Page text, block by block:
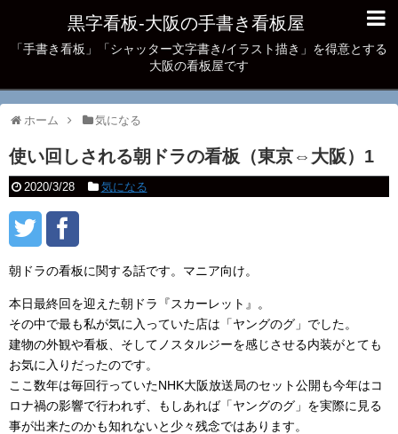
黒字看板‐大阪の手書き看板屋
「手書き看板」「シャッター文字書き/イラスト描き」を得意とする
大阪の看板屋です
ホーム 気になる
使い回しされる朝ドラの看板（東京⇔大阪）1
2020/3/28 気になる
朝ドラの看板に関する話です。マニア向け。
本日最終回を迎えた朝ドラ『スカーレット』。
その中で最も私が気に入っていた店は「ヤングのグ」でした。
建物の外観や看板、そしてノスタルジーを感じさせる内装がとても
お気に入りだったのです。
ここ数年は毎回行っていたNHK大阪放送局のセット公開も今年はコ
ロナ禍の影響で行われず、もしあれば「ヤングのグ」を実際に見る
事が出来たのかも知れないと少々残念ではあります。